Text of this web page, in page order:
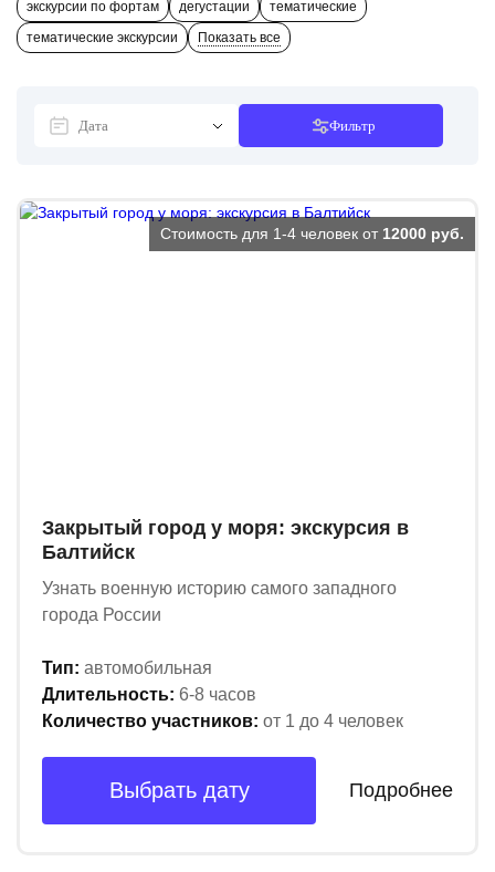
экскурсии по фортам
дегустации
тематические
тематические экскурсии
Показать все
Фильтр
Закрытый город у моря: экскурсия в
Балтийск
Узнать военную историю самого западного
города России
Тип: автомобильная
Длительность: 6-8 часов
Количество участников: от 1 до 4 человек
Стоимость для 1-4 человек от 12000 руб.
Выбрать дату Подробнее